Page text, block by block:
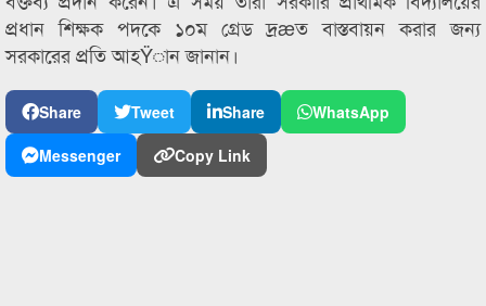
প্রধান শিক্ষক পদকে ১০ম গ্রেড দ্রæত বাস্তবায়ন করার জন্য
সরকারের প্রতি আহŸান জানান।
Share Tweet Share
WhatsApp
Messenger
Copy Link